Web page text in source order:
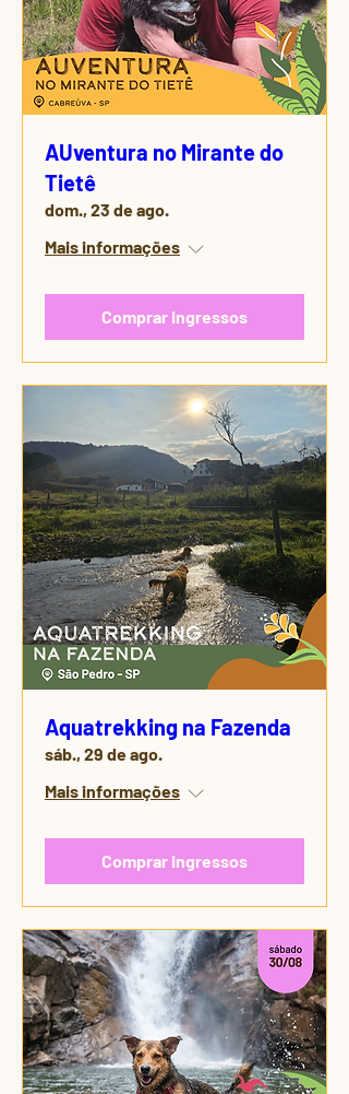
AUventura no Mirante do
Tietê
dom., 23 de ago.
Mais informações
Comprar ingressos
Aquatrekking na Fazenda
sáb., 29 de ago.
Mais informações
Comprar ingressos